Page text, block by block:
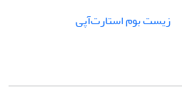
زیست بوم استارت‌آپی